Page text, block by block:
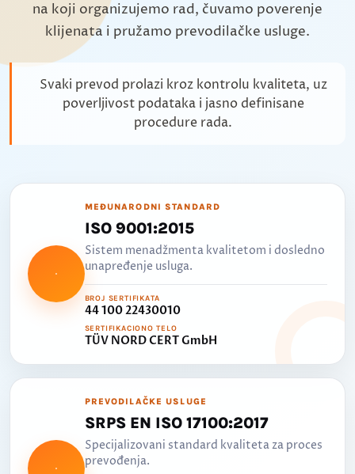
na koji organizujemo rad, čuvamo poverenje
klijenata i pružamo prevodilačke usluge.
Svaki prevod prolazi kroz kontrolu kvaliteta, uz
poverljivost podataka i jasno definisane
procedure rada.
MEĐUNARODNI STANDARD
ISO 9001:2015
Sistem menadžmenta kvalitetom i dosledno
unapređenje usluga.
BROJ SERTIFIKATA
44 100 22430010
SERTIFIKACIONO TELO
TÜV NORD CERT GmbH
PREVODILAČKE USLUGE
SRPS EN ISO 17100:2017
Specijalizovani standard kvaliteta za proces
prevođenja.